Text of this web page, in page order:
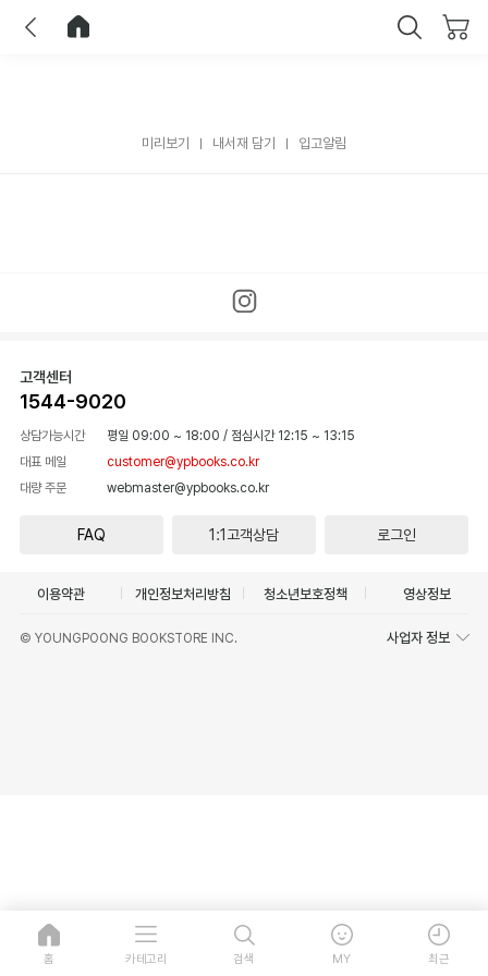
미리보기 내서재 담기 입고알림
고객센터
1544-9020
상담가능시간 평일 09:00 ~ 18:00 / 점심시간 12:15 ~ 13:15
대표 메일
customer@ypbooks.co.kr
대량 주문
webmaster@ypbooks.co.kr
FAQ 1:1고객상담 로그인
이용약관 개인정보처리방침 청소년보호정책 영상정보
© YOUNGPOONG BOOKSTORE INC. 사업자 정보
홈 카테고리 검색 MY 최근